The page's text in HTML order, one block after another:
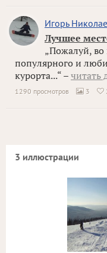
Игорь
Лучшее
„Пожалуй, во
популярного и
курорта...“ – читать
1290 просмотров  3 
3 иллюстрации